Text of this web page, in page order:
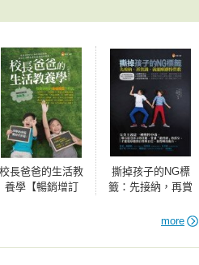
。
：「家事是全家人的事，做家事
更多時間去思考。
回應「沒關係啊，就算有做也不
，還花了些時間自己驗證，思考
上講的現在用不到，但以後用不
可能性也不高，手邊若沒有備有
質教》
校長爸爸的生活教
養學【暢銷增訂
撕掉孩子的NG標
籤：先接納，再賞
more